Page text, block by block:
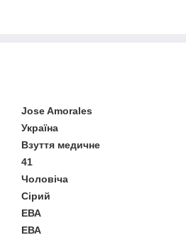
Jose Amorales
Україна
Взуття медичне
41
Чоловіча
Сірий
ЕВА
ЕВА